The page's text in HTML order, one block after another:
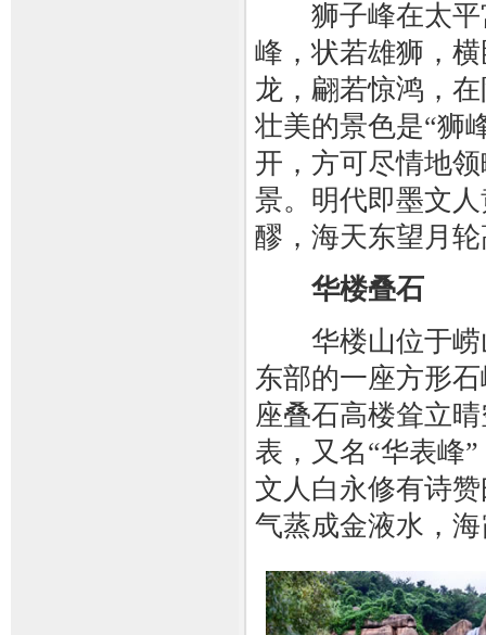
狮子峰在太平
峰，状若雄狮，
龙，翩若惊鸿，
壮美的景色是“狮
开，方可尽情地
景。明代即墨文
醪，海天东望月
华楼叠石
华楼山位于崂
东部的一座方形
座叠石高楼耸立
表，又名“华表峰
文人白永修有诗
气蒸成金液水，